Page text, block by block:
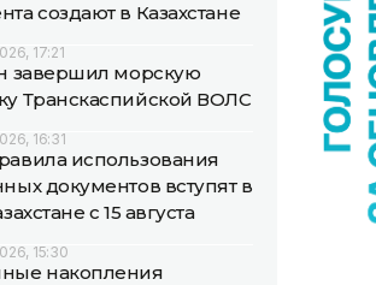
создают в Казахстане
17:21
завершил морскую
Транскаспийской ВОЛС
16:31
использования
документов вступят в
с 15 августа
15:30
накопления